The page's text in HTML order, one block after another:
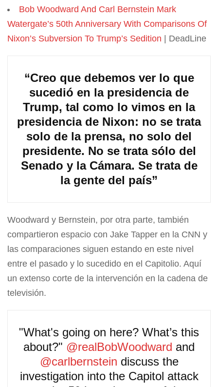
Bob Woodward And Carl Bernstein Mark
Watergate’s 50th Anniversary With Comparisons Of
Nixon’s Subversion To Trump’s Sedition | DeadLine
“Creo que debemos ver lo que
sucedió en la presidencia de
Trump, tal como lo vimos en la
presidencia de Nixon: no se trata
solo de la prensa, no solo del
presidente. No se trata sólo del
Senado y la Cámara. Se trata de
la gente del país”
Woodward y Bernstein, por otra parte, también
compartieron espacio con Jake Tapper en la CNN y
las comparaciones siguen estando en este nivel
entre el pasado y lo sucedido en el Capitolio. Aquí
un extenso corte de la intervención en la cadena de
televisión.
"What's going on here? What’s this
about?" @realBobWoodward and
@carlbernstein discuss the
investigation into the Capitol attack